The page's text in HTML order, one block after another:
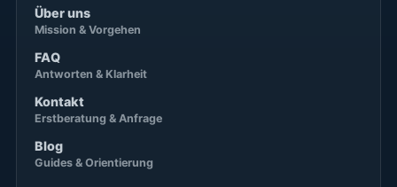
Über uns
Mission & Vorgehen
FAQ
Antworten & Klarheit
Kontakt
Erstberatung & Anfrage
Blog
Guides & Orientierung